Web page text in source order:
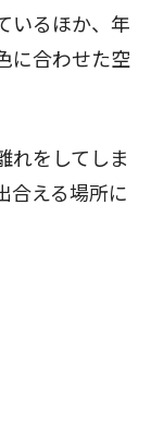
いるほか、年
に合わせた空
れをしてしま
合える場所に